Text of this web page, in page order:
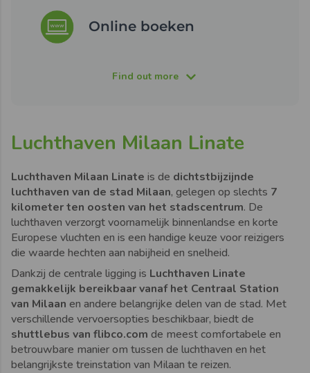
Online boeken
Find out more
Luchthaven Milaan Linate
Luchthaven Milaan Linate is de dichtstbijzijnde
luchthaven van de stad Milaan, gelegen op slechts 7
kilometer ten oosten van het stadscentrum. De
luchthaven verzorgt voornamelijk binnenlandse en korte
Europese vluchten en is een handige keuze voor reizigers
die waarde hechten aan nabijheid en snelheid.
Dankzij de centrale ligging is Luchthaven Linate
gemakkelijk bereikbaar vanaf het Centraal Station
van Milaan en andere belangrijke delen van de stad. Met
verschillende vervoersopties beschikbaar, biedt de
shuttlebus van flibco.com de meest comfortabele en
betrouwbare manier om tussen de luchthaven en het
belangrijkste treinstation van Milaan te reizen.